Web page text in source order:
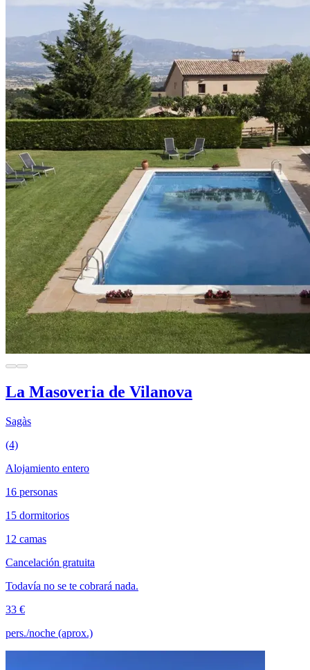
La Masoveria de Vilanova
Sagàs
(4)
Alojamiento entero
16 personas
15 dormitorios
12 camas
Cancelación gratuita
Todavía no se te cobrará nada.
33 €
pers./noche (aprox.)